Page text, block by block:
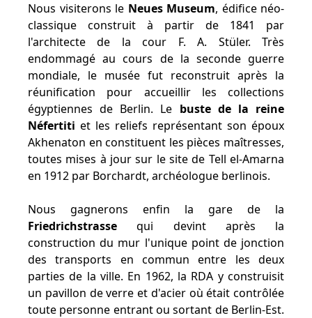
Nous visiterons le Neues Museum, édifice néo-
classique construit à partir de 1841 par
l'architecte de la cour F. A. Stüler. Très
endommagé au cours de la seconde guerre
mondiale, le musée fut reconstruit après la
réunification pour accueillir les collections
égyptiennes de Berlin. Le buste de la reine
Néfertiti et les reliefs représentant son époux
Akhenaton en constituent les pièces maîtresses,
toutes mises à jour sur le site de Tell el-Amarna
en 1912 par Borchardt, archéologue berlinois.
Nous gagnerons enfin la gare de la
Friedrichstrasse qui devint après la
construction du mur l'unique point de jonction
des transports en commun entre les deux
parties de la ville. En 1962, la RDA y construisit
un pavillon de verre et d'acier où était contrôlée
toute personne entrant ou sortant de Berlin-Est.